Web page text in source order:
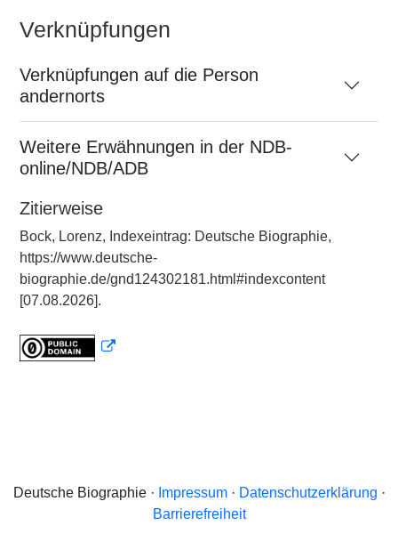
Verknüpfungen
Verknüpfungen auf die Person
andernorts
Weitere Erwähnungen in der NDB-
online/NDB/ADB
Zitierweise
Bock, Lorenz, Indexeintrag: Deutsche Biographie,
https://www.deutsche-
biographie.de/gnd124302181.html#indexcontent
[07.08.2026].
Deutsche Biographie · Impressum· Datenschutzerklärung ·
Barrierefreiheit